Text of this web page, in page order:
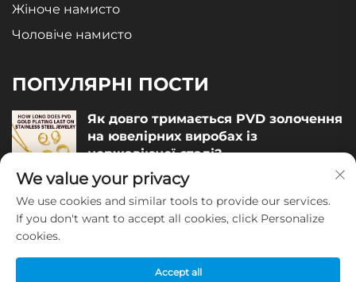
Жіноче намисто
Чоловіче намисто
ПОПУЛЯРНІ ПОСТИ
Як довго тримається PVD золочення
на ювелірних виробах із
нержавіючої сталі?
December 05, 2025
Як оцінити якість ювелірних виробів
December 04, 2025
We value your privacy
We use cookies and similar tools to provide our services.
If you don't want to accept all cookies, click Personalize
cookies.
Accept all